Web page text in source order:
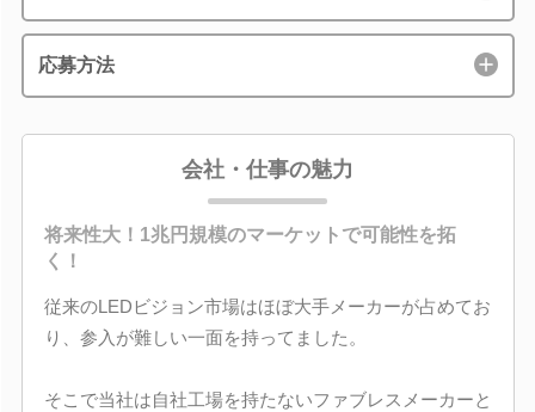
応募方法
会社・仕事の魅力
将来性大！1兆円規模のマーケットで可能性を拓
く！
従来のLEDビジョン市場はほぼ大手メーカーが占めてお
り、参入が難しい一面を持ってました。
そこで当社は自社工場を持たないファブレスメーカーと